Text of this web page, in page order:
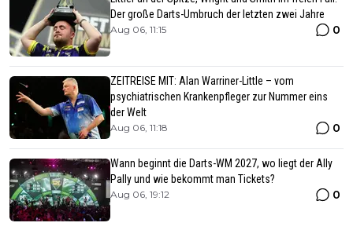
Der große Darts-Umbruch der letzten zwei Jahre
Aug 06, 11:15 0
ZEITREISE MIT: Alan Warriner-Little – vom
psychiatrischen Krankenpfleger zur Nummer eins
der Welt
Aug 06, 11:18 0
Wann beginnt die Darts-WM 2027, wo liegt der Ally
Pally und wie bekommt man Tickets?
Aug 06, 19:12 0